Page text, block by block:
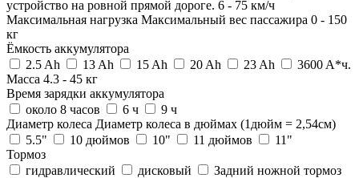
устройство на ровной прямой дороге. 6 - 75 км/ч
Максимальная нагрузка Максимальный вес пассажира 0 - 150
кг
Ёмкость аккумулятора
2.5 Ah
13 Ah 15 Ah 20 Ah 23 Ah
3600 A*ч.
Масса 4.3 - 45 кг
Время зарядки аккумулятора
около 8 часов
6 ч
9 ч
Диаметр колеса Диаметр колеса в дюймах (1дюйм = 2,54см)
5.5"
10 дюймов 10" 11 дюймов
11"
Тормоз
гидравлический
дисковый
Задний ножной тормоз